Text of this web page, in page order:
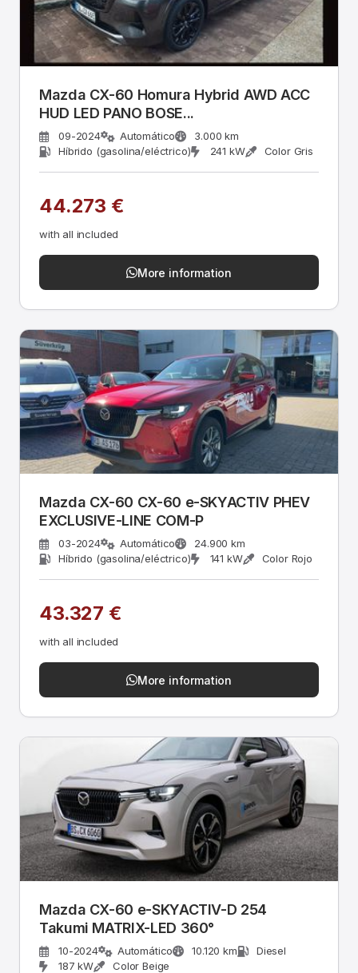
Mazda CX-60 Homura Hybrid AWD ACC
HUD LED PANO BOSE...
09-2024 Automático
3.000 km
Híbrido (gasolina/eléctrico)
241 kW Color Gris
44.273 €
with all included
More information
Mazda CX-60 CX-60 e-SKYACTIV PHEV
EXCLUSIVE-LINE COM-P
03-2024 Automático
24.900 km
Híbrido (gasolina/eléctrico)
141 kW Color Rojo
43.327 €
with all included
More information
Mazda CX-60 e-SKYACTIV-D 254
Takumi MATRIX-LED 360°
10-2024 Automático 10.120 km
Diesel
187 kW
Color Beige